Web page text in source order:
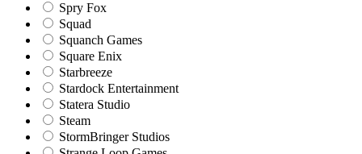
Spry Fox
Squad
Squanch Games
Square Enix
Starbreeze
Stardock Entertainment
Statera Studio
Steam
StormBringer Studios